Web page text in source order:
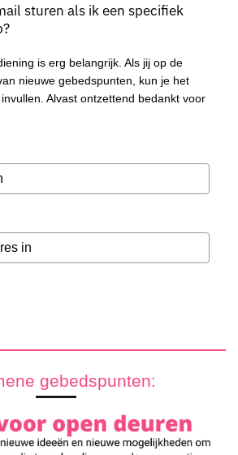
sturen als ik een specifiek
is erg belangrijk. Als jij op de
nieuwe gebedspunten, kun je het
Alvast ontzettend bedankt voor
gebedspunten: